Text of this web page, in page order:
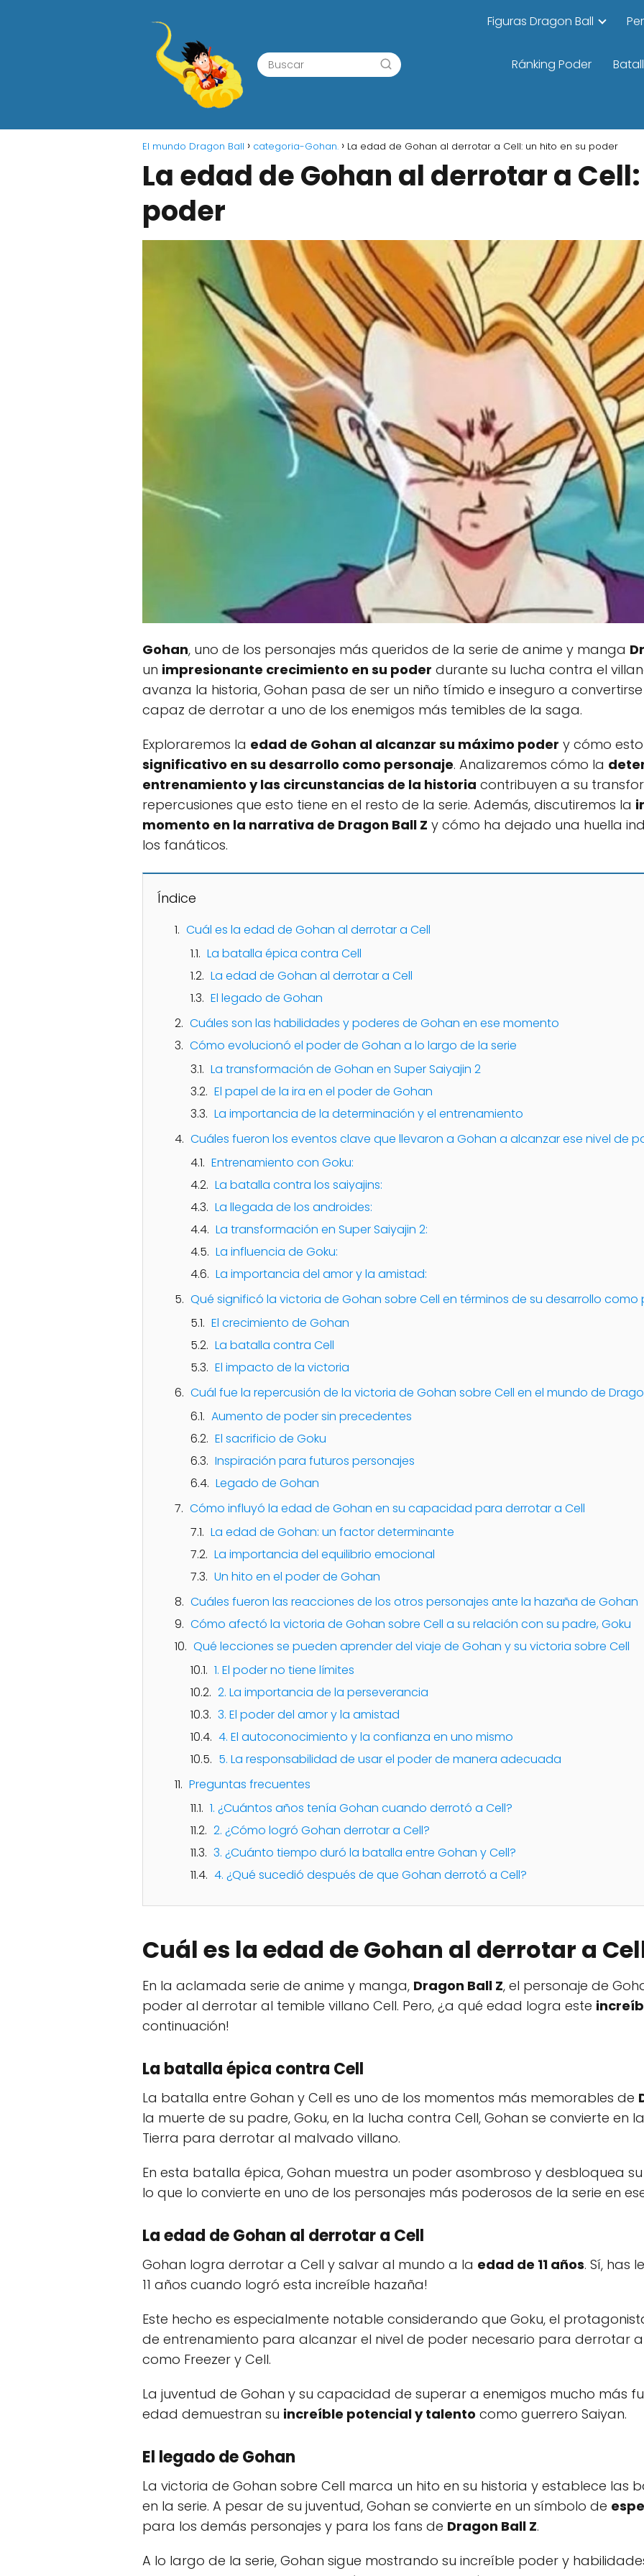
Figuras Dragon Ball
Ránking Poder
El mundo Dragon Ball categoria-Gohan. La edad de Gohan al derrotar a Cell: un hito en su poder
La edad de Gohan al derrotar a
poder
Gohan, uno de los personajes más queridos de la serie de anime y manga
un impresionante crecimiento en su poder durante su lucha contra el
avanza la historia, Gohan pasa de ser un niño tímido e inseguro a
capaz de derrotar a uno de los enemigos más temibles de la saga.
Exploraremos la edad de Gohan al alcanzar su máximo poder y cómo
significativo en su desarrollo como personaje. Analizaremos cómo la
entrenamiento y las circunstancias de la historia contribuyen a su
repercusiones que esto tiene en el resto de la serie. Además, discutiremos la
momento en la narrativa de Dragon Ball Z y cómo ha dejado una huella
los fanáticos.
Índice
Cuál es la edad de Gohan al derrotar a Cell
La batalla épica contra Cell
La edad de Gohan al derrotar a Cell
El legado de Gohan
Cuáles son las habilidades y poderes de Gohan en ese momento
Cómo evolucionó el poder de Gohan a lo largo de la serie
La transformación de Gohan en Super Saiyajin 2
El papel de la ira en el poder de Gohan
La importancia de la determinación y el entrenamiento
Cuáles fueron los eventos clave que llevaron a Gohan a alcanzar ese nivel de
Entrenamiento con Goku:
La batalla contra los saiyajins:
La llegada de los androides:
La transformación en Super Saiyajin 2:
La influencia de Goku:
La importancia del amor y la amistad:
Qué significó la victoria de Gohan sobre Cell en términos de su desarrollo como
El crecimiento de Gohan
La batalla contra Cell
El impacto de la victoria
Cuál fue la repercusión de la victoria de Gohan sobre Cell en el mundo de
Aumento de poder sin precedentes
El sacrificio de Goku
Inspiración para futuros personajes
Legado de Gohan
Cómo influyó la edad de Gohan en su capacidad para derrotar a Cell
La edad de Gohan: un factor determinante
La importancia del equilibrio emocional
Un hito en el poder de Gohan
Cuáles fueron las reacciones de los otros personajes ante la hazaña de Gohan
Cómo afectó la victoria de Gohan sobre Cell a su relación con su padre, Goku
Qué lecciones se pueden aprender del viaje de Gohan y su victoria sobre Cell
1. El poder no tiene límites
2. La importancia de la perseverancia
3. El poder del amor y la amistad
4. El autoconocimiento y la confianza en uno mismo
5. La responsabilidad de usar el poder de manera adecuada
Preguntas frecuentes
1. ¿Cuántos años tenía Gohan cuando derrotó a Cell?
2. ¿Cómo logró Gohan derrotar a Cell?
3. ¿Cuánto tiempo duró la batalla entre Gohan y Cell?
4. ¿Qué sucedió después de que Gohan derrotó a Cell?
Cuál es la edad de Gohan al derrotar a
En la aclamada serie de anime y manga, Dragon Ball Z, el personaje de
poder al derrotar al temible villano Cell. Pero, ¿a qué edad logra este
continuación!
La batalla épica contra Cell
La batalla entre Gohan y Cell es uno de los momentos más memorables de
la muerte de su padre, Goku, en la lucha contra Cell, Gohan se convierte en
Tierra para derrotar al malvado villano.
En esta batalla épica, Gohan muestra un poder asombroso y desbloquea
lo que lo convierte en uno de los personajes más poderosos de la serie en
La edad de Gohan al derrotar a Cell
Gohan logra derrotar a Cell y salvar al mundo a la edad de 11 años. Sí, has
11 años cuando logró esta increíble hazaña!
Este hecho es especialmente notable considerando que Goku, el
de entrenamiento para alcanzar el nivel de poder necesario para derrotar
como Freezer y Cell.
La juventud de Gohan y su capacidad de superar a enemigos mucho más
edad demuestran su increíble potencial y talento como guerrero Saiyan.
El legado de Gohan
La victoria de Gohan sobre Cell marca un hito en su historia y establece las
en la serie. A pesar de su juventud, Gohan se convierte en un símbolo de
para los demás personajes y para los fans de Dragon Ball Z.
A lo largo de la serie, Gohan sigue mostrando su increíble poder y